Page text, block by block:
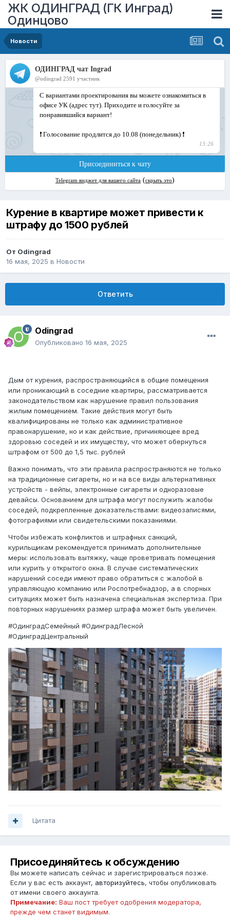
ЖК ОДИНГРАД (ГК Инград)
Одинцово
Новости
Курение в квартире может привести к
штрафу до 1500 рублей
От Odingrad
16 мая, 2025 в Новости
Ответить
Odingrad
Опубликовано 16 мая, 2025
Дым от курения, распространяющийся в общие помещения
или проникающий в соседние квартиры, рассматривается
законодательством как нарушение правил пользования
жилым помещением. Такие действия могут быть
квалифицированы не только как административное
правонарушение, но и как действие, причиняющее вред
здоровью соседей и их имуществу, что может обернуться
штрафом от 500 до 1,5 тыс. рублей
Важно понимать, что эти правила распространяются не только
на традиционные сигареты, но и на все виды альтернативных
устройств - вейпы, электронные сигареты и одноразовые
девайсы. Основанием для штрафа могут послужить жалобы
соседей, подкрепленные доказательствами: видеозаписями,
фотографиями или свидетельскими показаниями.
Чтобы избежать конфликтов и штрафных санкций,
курильщикам рекомендуется принимать дополнительные
меры: использовать вытяжку, чаще проветривать помещения
или курить у открытого окна. В случае систематических
нарушений соседи имеют право обратиться с жалобой в
управляющую компанию или Роспотребнадзор, а в спорных
ситуациях может быть назначена специальная экспертиза. При
повторных нарушениях размер штрафа может быть увеличен.
#ОдинградСемейный #ОдинградЛесной
#ОдинградЦентральный
Цитата
Присоединяйтесь к обсуждению
Вы можете написать сейчас и зарегистрироваться позже.
Если у вас есть аккаунт, авторизуйтесь, чтобы опубликовать
от имени своего аккаунта.
Примечание: Ваш пост требует одобрения модератора,
прежде чем станет видимым.